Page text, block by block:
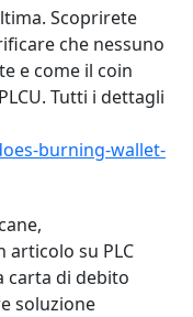
Scoprirete
che nessuno
e come il coin
Tutti i dettagli
burning-wallet-
articolo su PLC
carta di debito
soluzione